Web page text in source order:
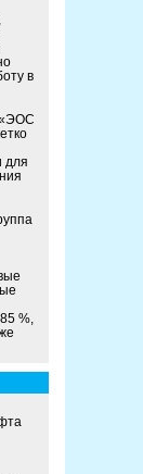
в
для
%,